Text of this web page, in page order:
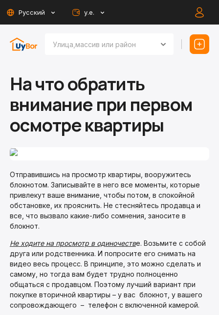
Русский у.е.
На что обратить
внимание при первом
осмотре квартиры
Отправившись на просмотр квартиры, вооружитесь
блокнотом. Записывайте в него все моменты, которые
привлекут ваше внимание, чтобы потом, в спокойной
обстановке, их прояснить. Не стесняйтесь продавца и
все, что вызвало какие-либо сомнения, заносите в
блокнот.
Не ходите на просмотр в одиночестве. Возьмите с собой
друга или родственника. И попросите его снимать на
видео весь процесс. В принципе, это можно сделать и
самому, но тогда вам будет трудно полноценно
общаться с продавцом. Поэтому лучший вариант при
покупке вторичной квартиры – у вас блокнот, у вашего
сопровождающего – телефон с включенной камерой.